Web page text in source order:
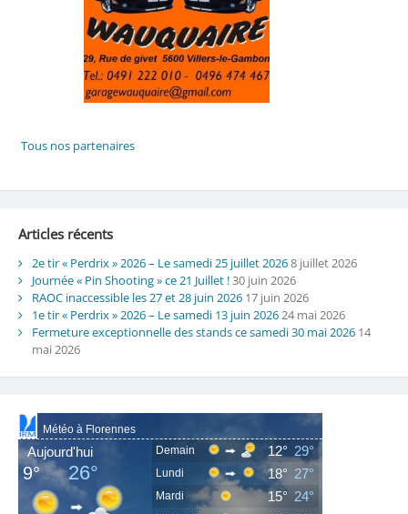
Tous nos partenaires
Articles récents
2e tir « Perdrix » 2026 – Le samedi 25 juillet 20268 juillet 2026
Journée « Pin Shooting » ce 21 Juillet !30 juin 2026
RAOC inaccessible les 27 et 28 juin 2026 17 juin 2026
1e tir « Perdrix » 2026 – Le samedi 13 juin 202624 mai 2026
Fermeture exceptionnelle des stands ce samedi 30 mai 2026 14
mai 2026